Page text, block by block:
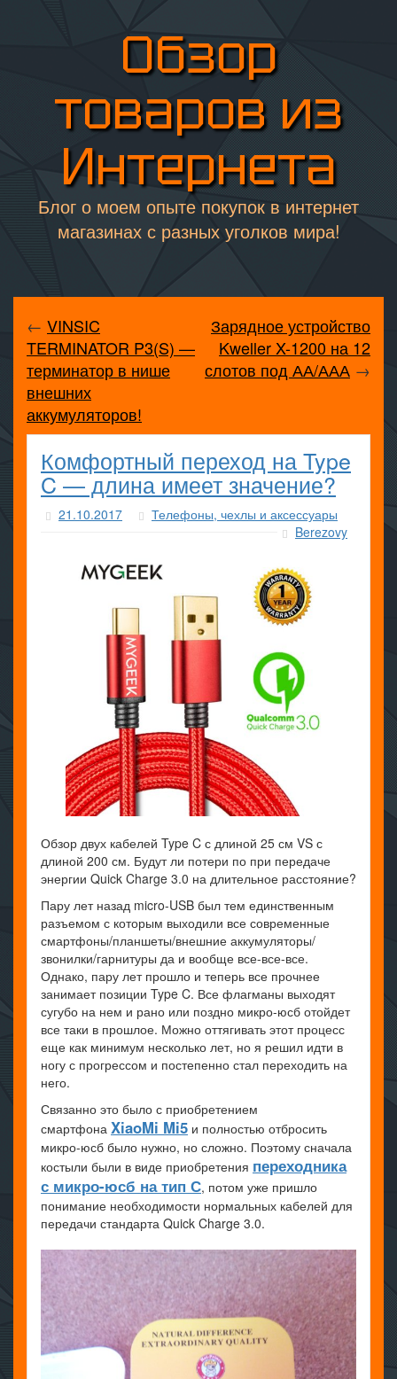
Обзор
товаров из
Интернета
Блог о моем опыте покупок в интернет
магазинах с разных уголков мира!
← VINSIC
TERMINATOR P3(S) —
терминатор в нише
внешних
аккумуляторов!
Зарядное устройство
Kweller X-1200 на 12
слотов под АА/ААА →
Комфортный переход на Type
C — длина имеет значение?
21.10.2017
Телефоны, чехлы и аксессуары
Berezovy
Обзор двух кабелей Type C с длиной 25 см VS с
длиной 200 см. Будут ли потери по при передаче
энергии Quick Charge 3.0 на длительное расстояние?
Пару лет назад micro-USB был тем единственным
разъемом с которым выходили все современные
смартфоны/планшеты/внешние аккумуляторы/
звонилки/гарнитуры да и вообще все-все-все.
Однако, пару лет прошло и теперь все прочнее
занимает позиции Type C. Все флагманы выходят
сугубо на нем и рано или поздно микро-юсб отойдет
все таки в прошлое. Можно оттягивать этот процесс
еще как минимум несколько лет, но я решил идти в
ногу с прогрессом и постепенно стал переходить на
него.
Связанно это было с приобретением
смартфона XiaoMi Mi5 и полностью отбросить
микро-юсб было нужно, но сложно. Поэтому сначала
костыли были в виде приобретения переходника
с микро-юсб на тип С, потом уже пришло
понимание необходимости нормальных кабелей для
передачи стандарта Quick Charge 3.0.